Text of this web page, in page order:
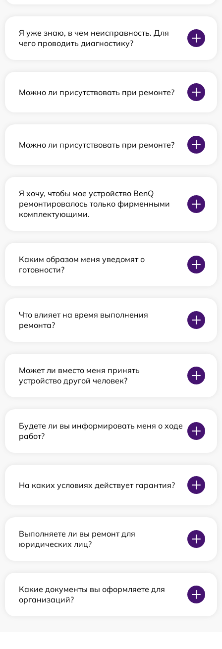
Я уже знаю, в чем неисправность. Для
чего проводить диагностику?
Можно ли присутствовать при ремонте?
Можно ли присутствовать при ремонте?
Я хочу, чтобы мое устройство BenQ
ремонтировалось только фирменными
комплектующими.
Каким образом меня уведомят о
готовности?
Что влияет на время выполнения
ремонта?
Может ли вместо меня принять
устройство другой человек?
Будете ли вы информировать меня о ходе
работ?
На каких условиях действует гарантия?
Выполняете ли вы ремонт для
юридических лиц?
Какие документы вы оформляете для
организаций?